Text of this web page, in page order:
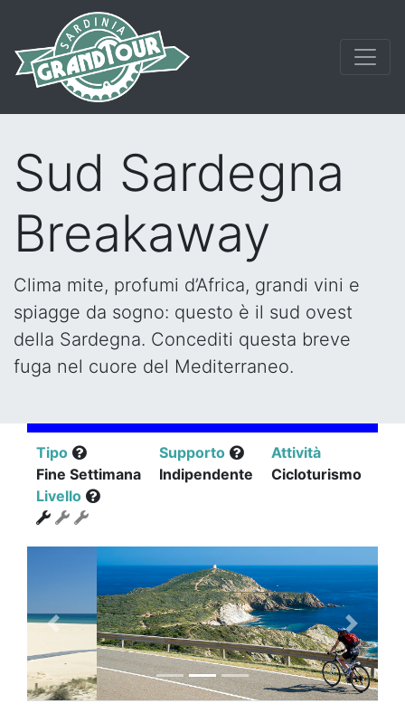
Sud Sardegna
Breakaway
Clima mite, profumi d’Africa, grandi vini e
spiagge da sogno: questo è il sud ovest
della Sardegna. Concediti questa breve
fuga nel cuore del Mediterraneo.
Tipo
Fine Settimana
Supporto
Indipendente
Attività
Cicloturismo
Livello